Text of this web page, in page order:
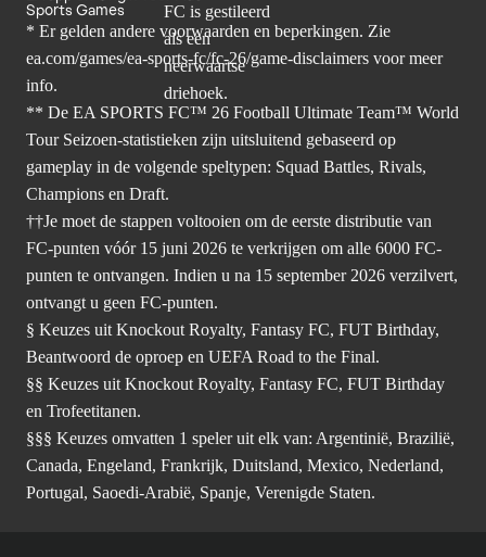
Sports Games
* Er gelden andere voorwaarden en beperkingen. Zie
ea.com/games/ea-sports-fc/fc-26/game-disclaimers voor meer
info.
** De EA SPORTS FC™ 26 Football Ultimate Team™ World
Tour Seizoen-statistieken zijn uitsluitend gebaseerd op
gameplay in de volgende speltypen: Squad Battles, Rivals,
Champions en Draft.
††Je moet de stappen voltooien om de eerste distributie van
FC-punten vóór 15 juni 2026 te verkrijgen om alle 6000 FC-
punten te ontvangen. Indien u na 15 september 2026 verzilvert,
ontvangt u geen FC-punten.
§ Keuzes uit Knockout Royalty, Fantasy FC, FUT Birthday,
Beantwoord de oproep en UEFA Road to the Final.
§§ Keuzes uit Knockout Royalty, Fantasy FC, FUT Birthday
en Trofeetitanen.
§§§ Keuzes omvatten 1 speler uit elk van: Argentinië, Brazilië,
Canada, Engeland, Frankrijk, Duitsland, Mexico, Nederland,
Portugal, Saoedi-Arabië, Spanje, Verenigde Staten.